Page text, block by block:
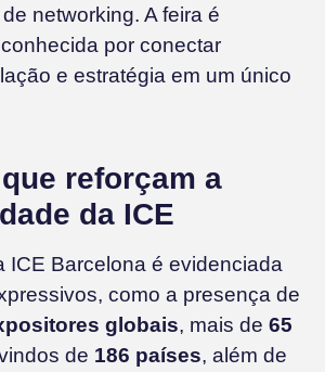
networking. A feira é
por conectar
e estratégia em um único
reforçam a
da ICE
ICE Barcelona é evidenciada
como a presença de
globais, mais de 65
de 186 países, além de